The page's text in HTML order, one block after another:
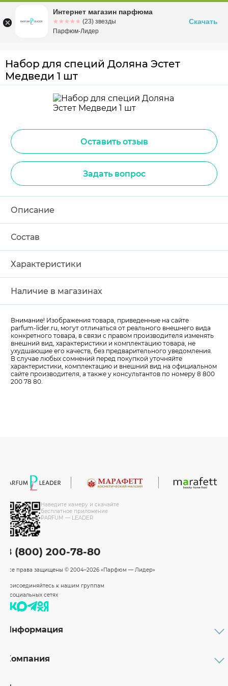
Омскул. Заозерная, 11, к. 1
Набор для специй Доляна Эстет
Медведи 1 шт
Оставить отзыв
Задать вопрос
Описание
Состав
Характеристики
Наличие в магазинах
Внимание! Изображения товара, приведенные на сайте
parfum-lider.ru, могут отличаться от реального внешнего вида
конкретного товара, в связи с правом производителя изменять
внешний вид, характеристики и комплектацию товара, не
ухудшающие его качеств, без предварительного уведомления.
В случае любых сомнений перед покупкой уточняйте
характеристики, комплектацию и внешний вид на официальном
сайте производителя, а также у консультантов по номеру 8 800
200 78 80.
Наведите камеру и скачайте
бесплатное приложение
PARFUM — LEADER
8 (800) 200-78-80
Все права защищены © 2004–2026 «Парфюм — Лидер»
Присоединяйтесь к нашим группам
в социальных сетях
Информация
Бренды
Компания
Интернет магазин парфюма
☆☆☆☆☆
★★★★★ (23) звезды
Парфюм-Лидер
Скачать